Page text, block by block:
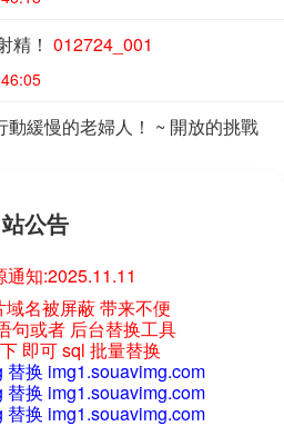
精！ 012724_001
動緩慢的老婦人！ ~ 開放的挑戰
一個失望的已婚女人
是20歲的新大人～011319_797
～第 2 部～012324_001
站公告
通知:2025.11.11
域名被屏蔽 带来不便
句或者 后台替换工具
即可 sql 批量替换
替换 img1.souavimg.com
替换 img1.souavimg.com
替换 img1.souavimg.com